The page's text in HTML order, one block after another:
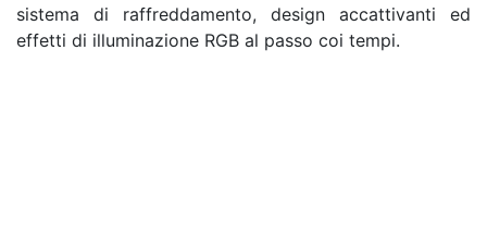
sistema di raffreddamento, design accattivanti ed
effetti di illuminazione RGB al passo coi tempi.